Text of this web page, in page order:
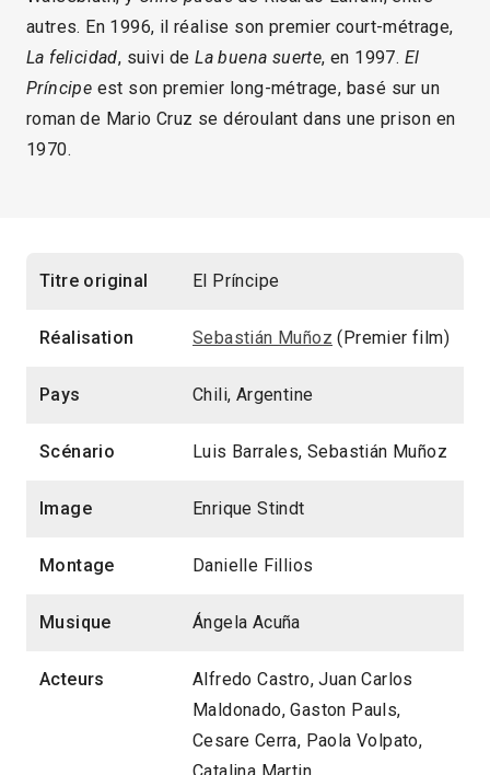
autres. En 1996, il réalise son premier court-métrage,
La felicidad, suivi deLa buena suerte, en 1997. El
Príncipe est son premier long-métrage, basé sur un
roman de Mario Cruz se déroulant dans une prison en
1970.
Titre original El Príncipe
Réalisation Sebastián Muñoz (Premier film)
Pays Chili, Argentine
Scénario Luis Barrales, Sebastián Muñoz
Image Enrique Stindt
Montage Danielle Fillios
Musique Ángela Acuña
Acteurs
Alfredo Castro, Juan Carlos
Maldonado, Gaston Pauls,
Cesare Cerra, Paola Volpato,